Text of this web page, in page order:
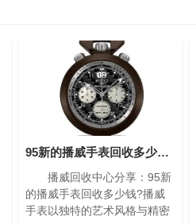
95新的播威手表回收多少钱?(高价回收指南)
播威回收中心分享：95新
的播威手表回收多少钱?播威
手表以独特的艺术风格与精密